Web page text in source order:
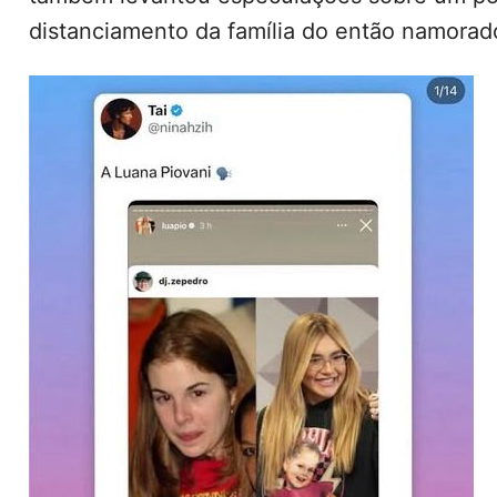
distanciamento da família do então